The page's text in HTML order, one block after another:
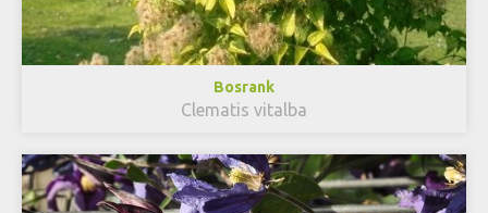
Bosrank
Clematis vitalba